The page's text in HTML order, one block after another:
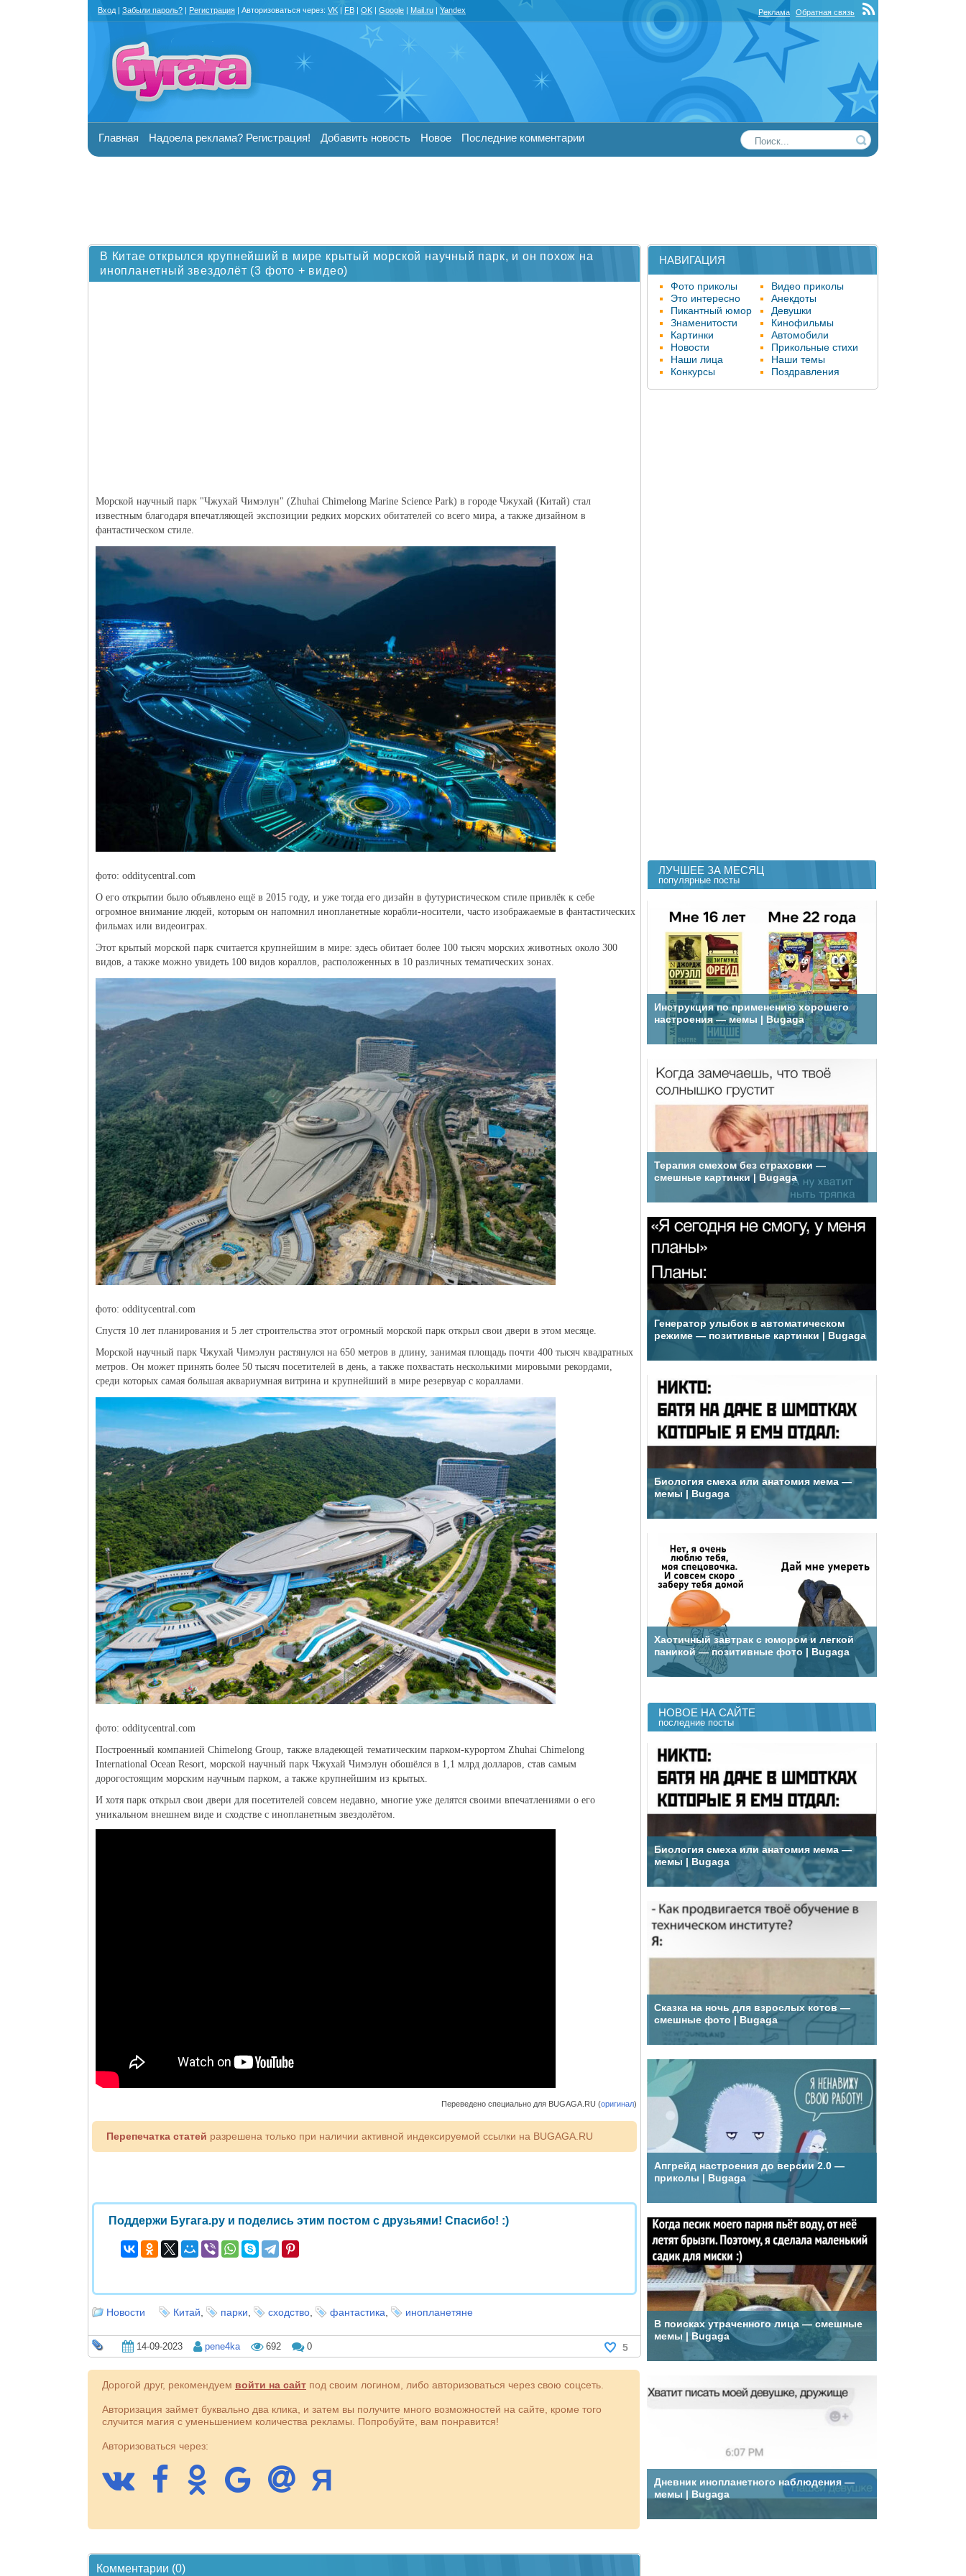
В Китае открылся крупнейший в мире крытый морской научный парк, и он похож на
инопланетный звездолёт (3 фото + видео)
Морской научный парк "Чжухай Чимэлун" (Zhuhai Chimelong Marine Science Park) в городе Чжухай (Китай) стал
известным благодаря впечатляющей экспозиции редких морских обитателей со всего мира, а также дизайном в
фантастическом стиле.
фото: odditycentral.com
О его открытии было объявлено ещё в 2015 году, и уже тогда его дизайн в футуристическом стиле привлёк к себе
огромное внимание людей, которым он напомнил инопланетные корабли-носители, часто изображаемые в фантастических
фильмах или видеоиграх.
Этот крытый морской парк считается крупнейшим в мире: здесь обитает более 100 тысяч морских животных около 300
видов, а также можно увидеть 100 видов кораллов, расположенных в 10 различных тематических зонах.
фото: odditycentral.com
Спустя 10 лет планирования и 5 лет строительства этот огромный морской парк открыл свои двери в этом месяце.
Морской научный парк Чжухай Чимэлун растянулся на 650 метров в длину, занимая площадь почти 400 тысяч квадратных
метров. Он может принять более 50 тысяч посетителей в день, а также похвастать несколькими мировыми рекордами,
среди которых самая большая аквариумная витрина и крупнейший в мире резервуар с кораллами.
фото: odditycentral.com
Построенный компанией Chimelong Group, также владеющей тематическим парком-курортом Zhuhai Chimelong
International Ocean Resort, морской научный парк Чжухай Чимэлун обошёлся в 1,1 млрд долларов, став самым
дорогостоящим морским научным парком, а также крупнейшим из крытых.
И хотя парк открыл свои двери для посетителей совсем недавно, многие уже делятся своими впечатлениями о его
уникальном внешнем виде и сходстве с инопланетным звездолётом.
Переведено специально для BUGAGA.RU (оригинал)
Перепечатка статей разрешена только при наличии активной индексируемой ссылки на BUGAGA.RU
Поддержи Бугага.ру и поделись этим постом с друзьями! Спасибо! :)
Новости Китай парки сходство фантастика инопланетяне
5
14-09-2023 pene4ka 692 0
Дорогой друг, рекомендуем войти на сайт под своим логином, либо авторизоваться через свою соцсеть.
Авторизация займет буквально два клика, и затем вы получите много возможностей на сайте, кроме того
случится магия с уменьшением количества рекламы. Попробуйте, вам понравится!
Авторизоваться через:
Комментарии (0)
НАВИГАЦИЯ
Фото приколы
Видео приколы
Это интересно
Анекдоты
Пикантный юмор
Девушки
Знаменитости
Кинофильмы
Картинки
Автомобили
Новости
Прикольные стихи
Наши лица
Наши темы
Конкурсы
Поздравления
ЛУЧШЕЕ ЗА МЕСЯЦ
популярные посты
Инструкция по применению хорошего
настроения — мемы | Bugaga
Терапия смехом без страховки —
смешные картинки | Bugaga
Генератор улыбок в автоматическом
режиме — позитивные картинки | Bugaga
Биология смеха или анатомия мема —
мемы | Bugaga
Хаотичный завтрак с юмором и легкой
паникой — позитивные фото | Bugaga
НОВОЕ НА САЙТЕ
последние посты
Биология смеха или анатомия мема —
мемы | Bugaga
Сказка на ночь для взрослых котов —
смешные фото | Bugaga
Апгрейд настроения до версии 2.0 —
приколы | Bugaga
В поисках утраченного лица — смешные
мемы | Bugaga
Дневник инопланетного наблюдения —
мемы | Bugaga
Вход | Забыли пароль? | Регистрация | Авторизоваться через: VK | FB | OK | Google | Mail.ru | Yandex Реклама Обратная связь
Главная Надоела реклама? Регистрация! Добавить новость Новое Последние комментарии